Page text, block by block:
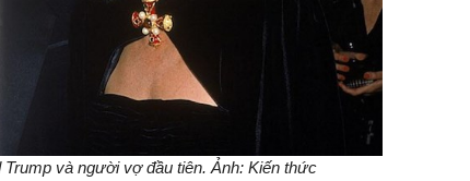
Trump và người vợ đầu tiên. Ảnh: Kiến thức